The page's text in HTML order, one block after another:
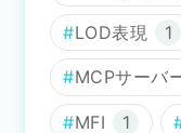
LOD表現 1
MCPサーバ
MFI 1